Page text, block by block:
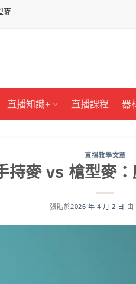
麥
直播知識+ 直播課程 器
直播教學文章
持麥 vs 槍型麥
張貼於2026 年 4 月 2 日 由